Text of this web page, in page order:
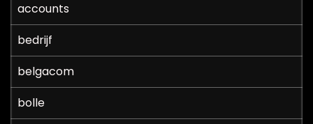
accounts
bedrijf
belgacom
bolle